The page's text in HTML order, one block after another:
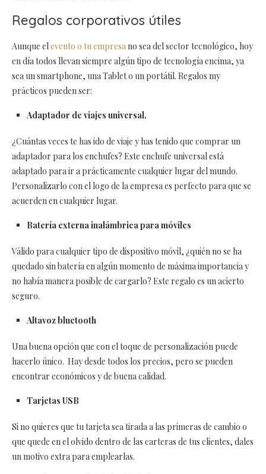
Regalos corporativos útiles
Aunque elevento o tu empresano sea del sector tecnológico, hoy
en día todos llevan siempre algún tipo de tecnología encima, ya
sea un smartphone, una Tablet o un portátil. Regalos my
prácticos pueden ser:
Adaptador de viajes universal.
¿Cuántas veces te has ido de viaje y has tenido que comprar un
adaptador para los enchufes? Este enchufe universal está
adaptado para ir a prácticamente cualquier lugar del mundo.
Personalizarlo con el logo de la empresa es perfecto para que se
acuerden en cualquier lugar.
Batería externa inalámbrica para móviles
Válido para cualquier tipo de dispositivo móvil, ¿quién no se ha
quedado sin batería en algún momento de máxima importancia y
no había manera posible de cargarlo? Este regalo es un acierto
seguro.
Altavoz bluetooth
Una buena opción que con el toque de personalización puede
hacerlo único. Hay desde todos los precios, pero se pueden
encontrar económicos y de buena calidad.
Tarjetas USB
Si no quieres que tu tarjeta sea tirada a las primeras de cambio o
que quede en el olvido dentro de las carteras de tus clientes, dales
un motivo extra para emplearlas.